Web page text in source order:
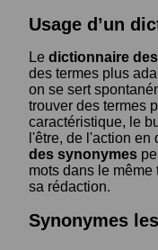
Usage d’un
Le dictionnaire
des termes plus
on se sert
trouver des termes
caractéristique, le
l'être, de l'action en
des synonymes
mots dans le même
sa rédaction.
Synonymes